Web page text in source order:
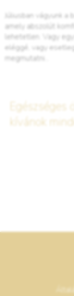
Júliusban vágyunk
amely abszolút
lehetetlen. Vagy
eléggé, vagy
megmutatni...
kívánok